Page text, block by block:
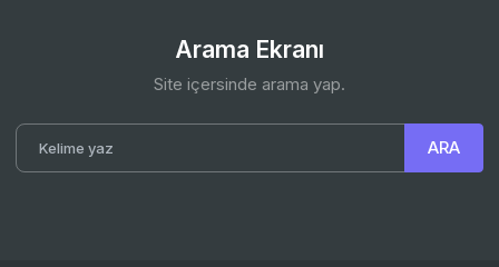
Arama Ekranı
Site içersinde arama yap.